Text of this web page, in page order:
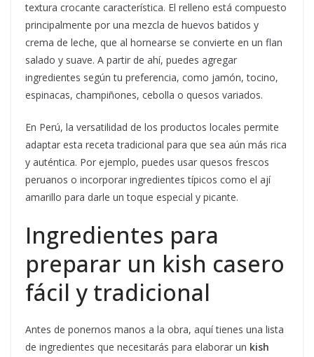
textura crocante característica. El relleno está compuesto
principalmente por una mezcla de huevos batidos y
crema de leche, que al hornearse se convierte en un flan
salado y suave. A partir de ahí, puedes agregar
ingredientes según tu preferencia, como jamón, tocino,
espinacas, champiñones, cebolla o quesos variados.
En Perú, la versatilidad de los productos locales permite
adaptar esta receta tradicional para que sea aún más rica
y auténtica. Por ejemplo, puedes usar quesos frescos
peruanos o incorporar ingredientes típicos como el ají
amarillo para darle un toque especial y picante.
Ingredientes para
preparar un kish casero
fácil y tradicional
Antes de ponernos manos a la obra, aquí tienes una lista
de ingredientes que necesitarás para elaborar un kish